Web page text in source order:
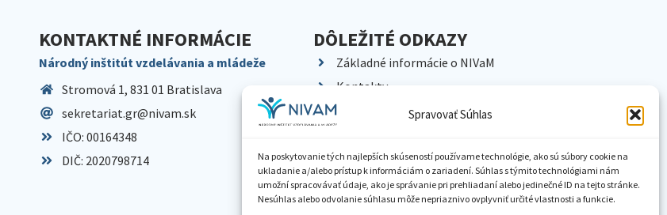
Spravovať Súhlas
Na poskytovanie tých najlepších skúseností používame technológie, ako sú súbory cookie na
ukladanie a/alebo prístup k informáciám o zariadení. Súhlas s týmito technológiami nám
umožní spracovávať údaje, ako je správanie pri prehliadaní alebo jedinečné ID na tejto stránke.
Nesúhlas alebo odvolanie súhlasu môže nepriaznivo ovplyvniť určité vlastnosti a funkcie.
KONTAKTNÉ INFORMÁCIE
Národný inštitút vzdelávania a mládeže
Stromová 1, 831 01 Bratislava
sekretariat.gr@nivam.sk
IČO: 00164348
DIČ: 2020798714
DÔLEŽITÉ ODKAZY
Základné informácie o NIVaM
Kontakty
Kariéra
Pracoviská NIVaM
Dokumenty inštitúcie
Knižnica